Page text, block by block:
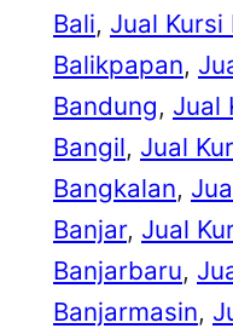
Bali, Jual
Balikpapan,
Bandung, Jual
Bangil, Jual
Bangkalan,
Banjar, Jual
Banjarbaru,
Banjarmasin,